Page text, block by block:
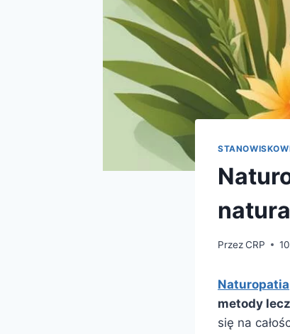
PrzezCRP
Naturopatia
metody
się na